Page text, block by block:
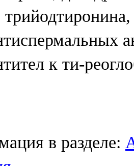
к ти-
в разделе: